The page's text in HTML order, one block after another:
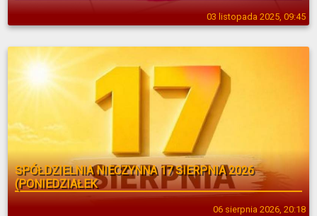
03 listopada 2025, 09:45
06 sierpnia 2026, 20:18
SPÓŁDZIELNIA NIECZYNNA 17 SIERPNIA 2026
(PONIEDZIAŁEK